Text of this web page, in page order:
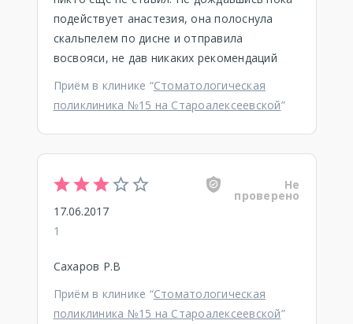
подействует анастезия, она полоснула
скальпелем по дисне и отправила
восвояси, не дав никаких рекомендаций
Приём в клинике “Стоматологическая
поликлиника №15 на Староалексеевской”
Не
проверено
17.06.2017
1
Сахаров Р.В
Приём в клинике “Стоматологическая
поликлиника №15 на Староалексеевской”